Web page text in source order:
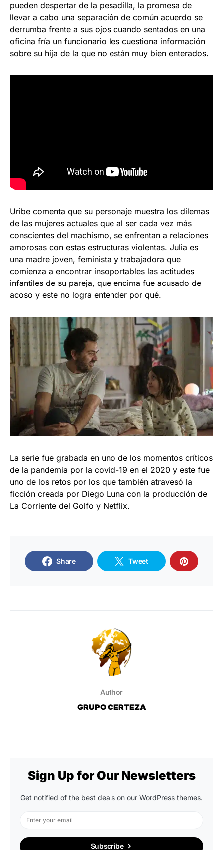
pueden despertar de la pesadilla, la promesa de
llevar a cabo una separación de común acuerdo se
derrumba frente a sus ojos cuando sentados en una
oficina fría un funcionario les cuestiona información
sobre su hija de la que no están muy bien enterados.
Uribe comenta que su personaje muestra los dilemas
de las mujeres actuales que al ser cada vez más
conscientes del machismo, se enfrentan a relaciones
amorosas con estas estructuras violentas. Julia es
una madre joven, feminista y trabajadora que
comienza a encontrar insoportables las actitudes
infantiles de su pareja, que encima fue acusado de
acoso y este no logra entender por qué.
La serie fue grabada en uno de los momentos críticos
de la pandemia por la covid-19 en el 2020 y este fue
uno de los retos por los que también atravesó la
ficción creada por Diego Luna con la producción de
La Corriente del Golfo y Netflix.
Share Tweet
Author
GRUPO CERTEZA
Sign Up for Our Newsletters
Get notified of the best deals on our WordPress themes.
Subscribe